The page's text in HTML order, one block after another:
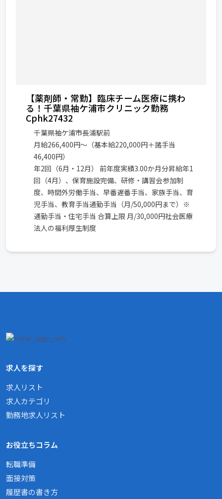
【薬剤師・常勤】臨床チーム医療に携わ
る！千葉県袖ケ浦市クリニック勤務
Cphk27432
千葉県袖ケ浦市長浦駅前
月給266,400円～（基本給220,000円＋諸手当
46,400円）
年2回（6月・12月） 前年度実績3.00か月分昇給年1
回（4月）、保育施設完備、研修・講習会参加制
度、時間外労働手当、早番遅番手当、家族手当、育
児手当、教育手当通勤手当（月/50,000円まで）※
通勤手当・住宅手当 合算上限 月/30,000円社会医療
法人の福利厚生制度
求人を探す
求人リスト
求人カテゴリ
勤務地求人リスト
お役立ちコラム
転職準備
面接対策
履歴書の書き方